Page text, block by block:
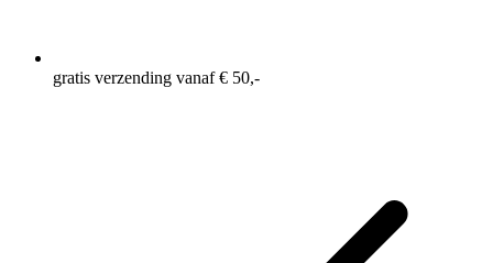
gratis verzending vanaf € 50,-